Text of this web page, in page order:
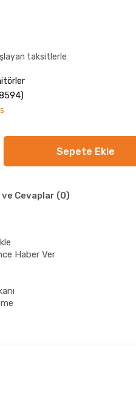
taksitlerle
Cevaplar (0)
Haber Ver